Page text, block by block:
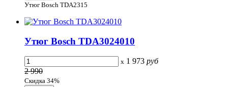
Утюг Bosch TDA2315
Утюг Bosch TDA3024010
x 1 973 руб
2 990
Скидка 34%